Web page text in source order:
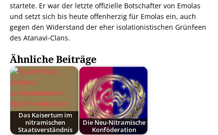
startete. Er war der letzte offizielle Botschafter von Emolas
und setzt sich bis heute offenherzig für Emolas ein, auch
gegen den Widerstand der eher isolationistischen Grünfeen
des Atanavi-Clans.
Ähnliche Beiträge
Das Kaisertum im
nitramischen
Staatsverständnis
Die Neu-Nitramische
Konföderation